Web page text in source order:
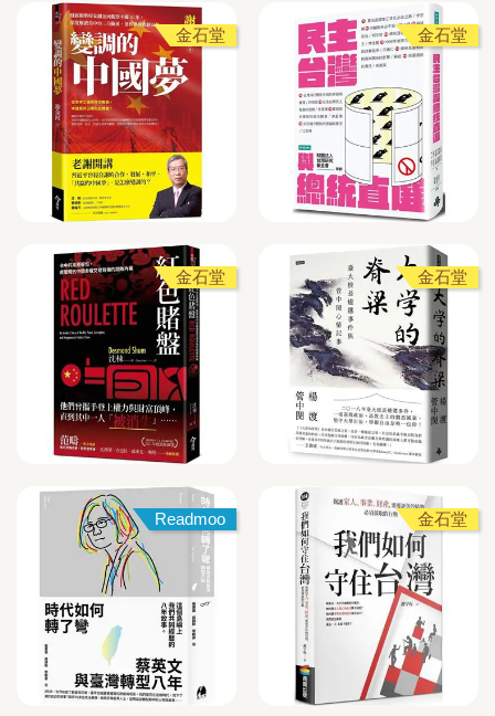
金石堂 金石堂
金石堂 金石堂
Readmoo 金石堂